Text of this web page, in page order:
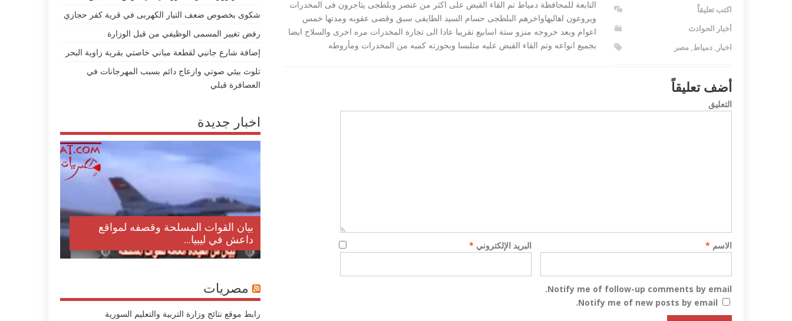
اكتب تعليقاً
أخبار الحوادث
اخبار , دمياط, مصر
التابعة للمحافظة دمياط تم القاء القبض على اكثر من عنصر وبلطجى يتاجرون فى المخدرات
ويروعون اهاليهاواخرهم البلطجى حسام السيد الطايفى سبق وقضى عقوبه ومدتها خمس
اعوام وبعد خروجه منزو ستة اسابيع تقريبا عادا الى تجارة المخدرات مره اخرى والسلاح ايضا
بجميع انواعه وتم القاء القبض عليه متلبسا وبحوزته كميه من المخدرات ومأروطه
أضف تعليقاً
التعليق
الاسم * البريد الإلكتروني *
Notify me of follow-up comments by email.
Notify me of new posts by email.
شكوى بخصوص ضعف التيار الكهربى في قرية كفر حجازي
رفض تغيير المسمى الوظيفي من قبل الوزارة
إضافة شارع جانبي لقطعة مباني خاصتي بقرية زاوية البحر
تلوث بيئي صوتي وازعاج دائم بسبب المهرجانات في
العصافرة قبلي
اخبار جديدة
بيان القوات المسلحة وقصفه لمواقع
داعش في ليبيا...
مصريات
رابط موقع نتائج وزارة التربية والتعليم السورية